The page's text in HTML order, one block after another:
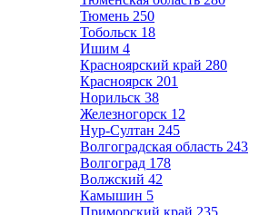
Тюмень 250
Тобольск 18
Ишим 4
Красноярский край 280
Красноярск 201
Норильск 38
Железногорск 12
Нур-Султан 245
Волгоградская область 243
Волгоград 178
Волжский 42
Камышин 5
Приморский край 235